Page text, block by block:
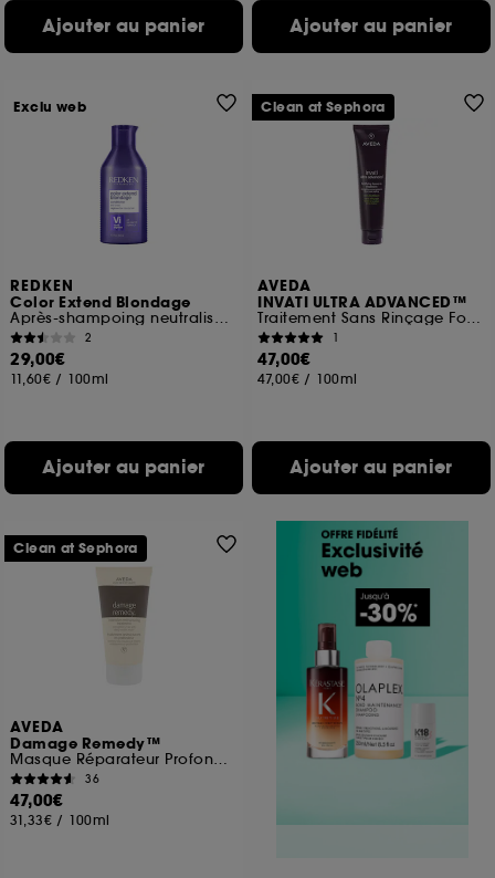
Ajouter au panier Ajouter au panier
REDKEN
Color Extend Blondage
Après-shampoing neutralisant cheveux blonds
2
29,00€
11,60€ / 100ml
Ajouter au panier
Exclu web
AVEDA
INVATI ULTRA ADVANCED™
Traitement Sans Rinçage Fortifiant
1
47,00€
47,00€ / 100ml
Ajouter au panier
Clean at Sephora
AVEDA
Damage Remedy™
Masque Réparateur Profond Cheveux Abîmés
36
47,00€
31,33€ / 100ml
Clean at Sephora